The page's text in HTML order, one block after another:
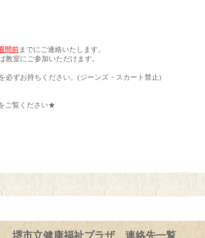
間前までにご連絡いたします。
室にご参加いただけます。
必ずお持ちください。(ジーンズ・スカート禁止)
ご覧ください★
堺市立健康福祉プラザ 連絡先一覧